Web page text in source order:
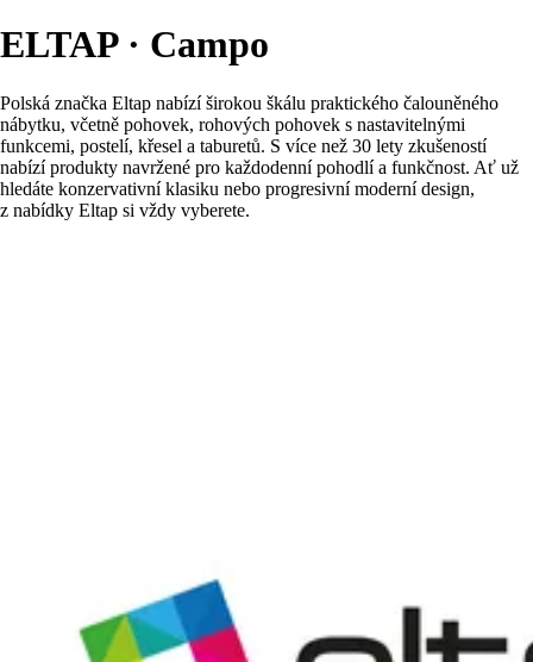
ELTAP · Campo
Polská značka Eltap nabízí širokou škálu praktického čalouněného
nábytku, včetně pohovek, rohových pohovek s nastavitelnými
funkcemi, postelí, křesel a taburetů. S více než 30 lety zkušeností
nabízí produkty navržené pro každodenní pohodlí a funkčnost. Ať už
hledáte konzervativní klasiku nebo progresivní moderní design,
z nabídky Eltap si vždy vyberete.